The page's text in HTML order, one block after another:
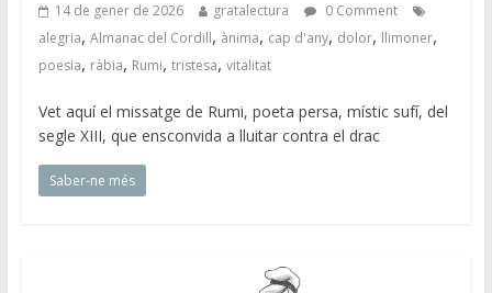
14 de gener de 2026 gratalectura
0 Comment
alegria, Almanac del Cordill, ànima, cap d'any, dolor, llimoner,
poesia, ràbia, Rumi, tristesa, vitalitat
Vet aquí el missatge de Rumi, poeta persa, místic sufí, del
segle XIII, que ensconvida a lluitar contra el drac
Saber-ne més